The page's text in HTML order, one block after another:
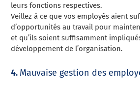
leurs fonctions respectives.
Veillez à ce que vos employés aient
d’opportunités au travail pour
et qu’ils soient suffisamment
développement de l’organisation.
4. Mauvaise gestion des